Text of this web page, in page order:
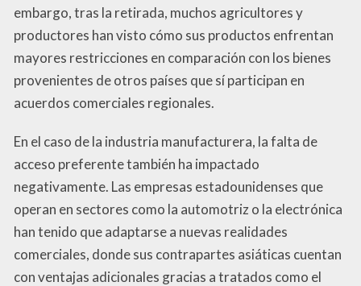
embargo, tras la retirada, muchos agricultores y
productores han visto cómo sus productos enfrentan
mayores restricciones en comparación con los bienes
provenientes de otros países que sí participan en
acuerdos comerciales regionales.
En el caso de la industria manufacturera, la falta de
acceso preferente también ha impactado
negativamente. Las empresas estadounidenses que
operan en sectores como la automotriz o la electrónica
han tenido que adaptarse a nuevas realidades
comerciales, donde sus contrapartes asiáticas cuentan
con ventajas adicionales gracias a tratados como el